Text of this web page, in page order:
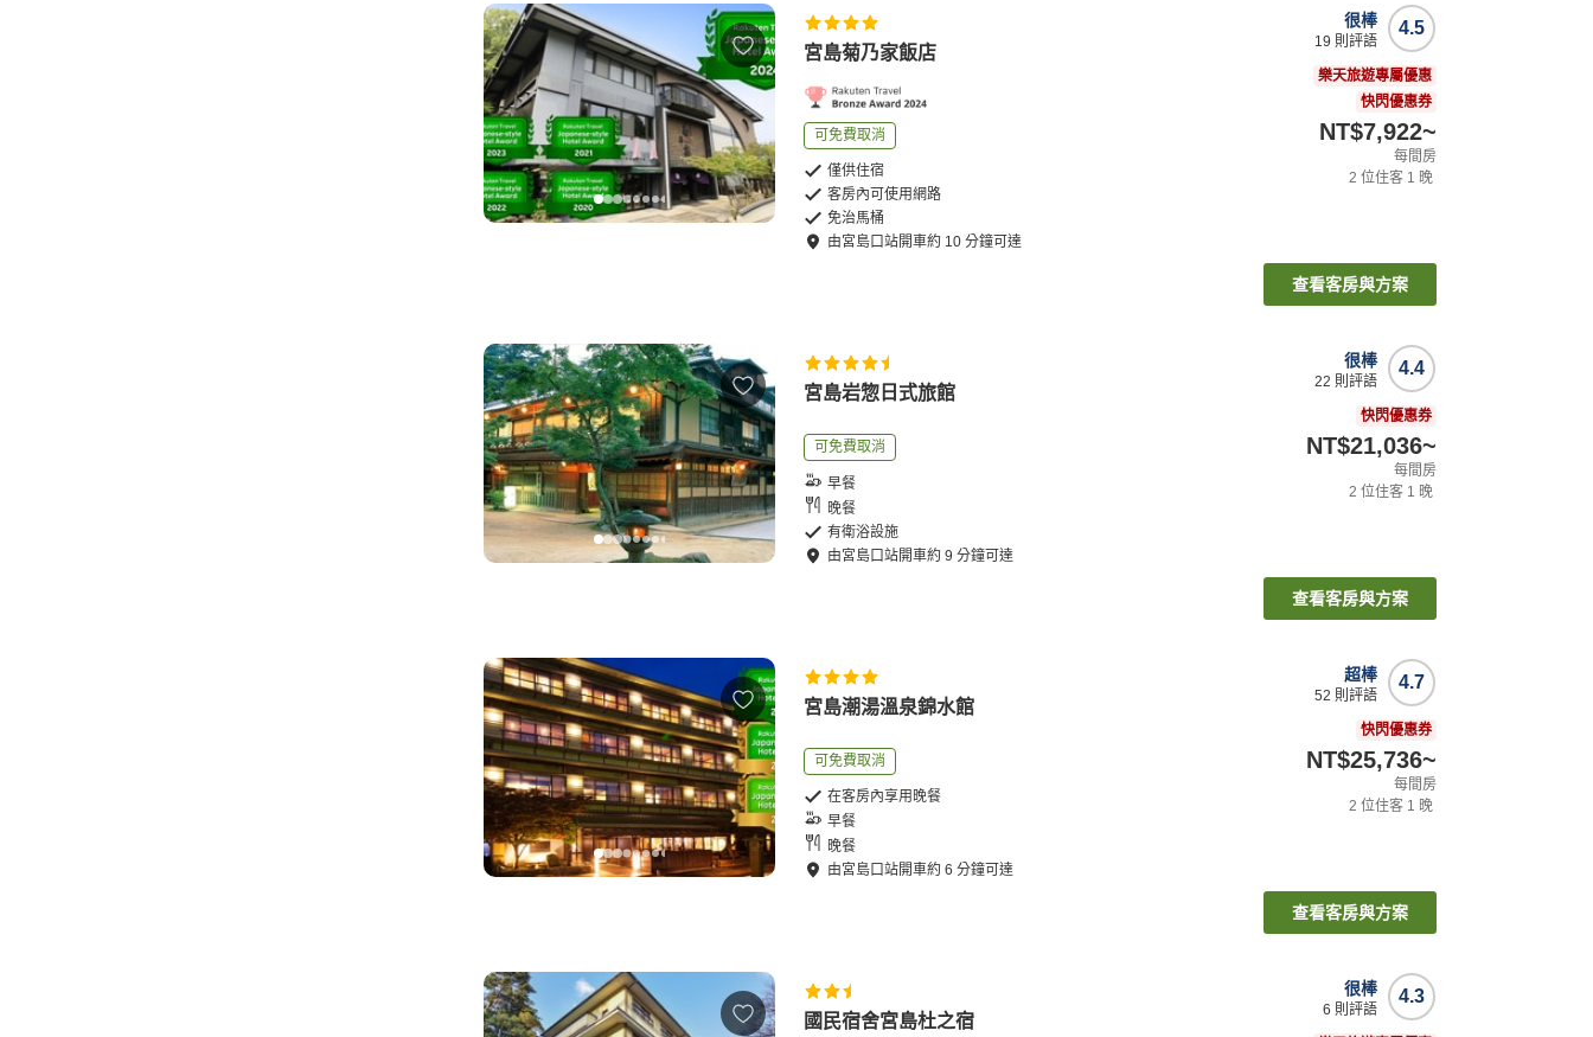
宮島菊乃家飯店
可免費取消
僅供住宿
客房內可使用網路
免治馬桶
由宮島口站開車約 10 分鐘可達
4.5
很棒
19 則評語
樂天旅遊專屬優惠
快閃優惠券
NT$7,922~
每間房
2 位住客 1 晚
查看客房與方案
宮島岩惣日式旅館
可免費取消
早餐
晚餐
有衛浴設施
由宮島口站開車約9 分鐘可達
4.4
很棒
22 則評語
快閃優惠券
NT$21,036~
每間房
2 位住客 1 晚
查看客房與方案
宮島潮湯溫泉錦水館
可免費取消
在客房內享用晚餐
早餐
晚餐
由宮島口站開車約6 分鐘可達
4.7
超棒
52 則評語
快閃優惠券
NT$25,736~
每間房
2 位住客 1 晚
查看客房與方案
國民宿舍宮島杜之宿
4.3
很棒
6 則評語